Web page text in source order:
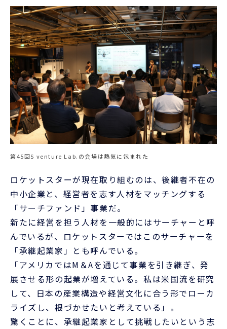
第45回S venture Lab.の会場は熱気に包まれた
ロケットスターが現在取り組むのは、後継者不在の
中小企業と、経営者を志す人材をマッチングする
「サーチファンド」事業だ。
新たに経営を担う人材を一般的にはサーチャーと呼
んでいるが、ロケットスターではこのサーチャーを
「承継起業家」とも呼んでいる。
「アメリカではM＆Aを通じて事業を引き継ぎ、発
展させる形の起業が増えている。私は米国流を研究
して、日本の産業構造や経営文化に合う形でローカ
ライズし、根づかせたいと考えている」。
驚くことに、承継起業家として挑戦したいという志